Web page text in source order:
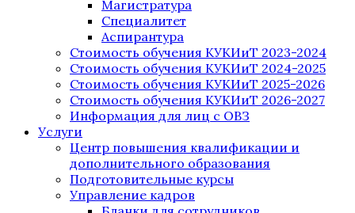
Магистратура
Специалитет
Аспирантура
Стоимость обучения КУКИиТ 2023-2024
Стоимость обучения КУКИиТ 2024-2025
Стоимость обучения КУКИиТ 2025-2026
Стоимость обучения КУКИиТ 2026-2027
Информация для лиц с ОВЗ
Услуги
Центр повышения квалификации и
дополнительного образования
Подготовительные курсы
Управление кадров